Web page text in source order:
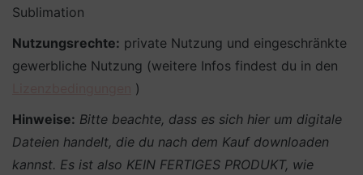
Sublimation
Nutzungsrechte: private Nutzung und eingeschränkte
gewerbliche Nutzung (weitere Infos findest du in den
)
Hinweise: Bitte beachte, dass es sich hier um digitale
Dateien handelt, die du nach dem Kauf downloaden
kannst. Es ist also KEIN FERTIGES PRODUKT, wie